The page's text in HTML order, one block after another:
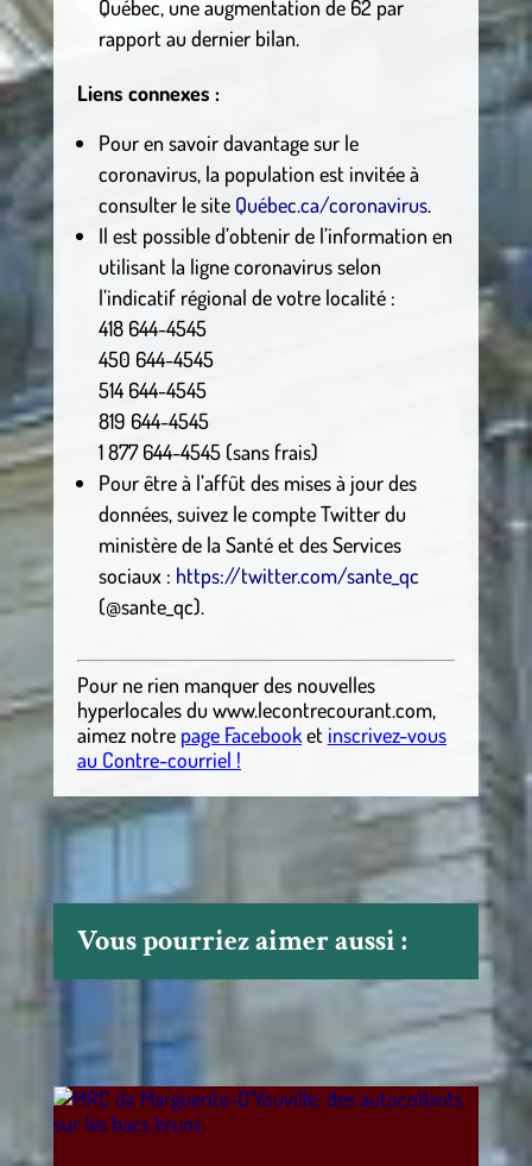
Québec, une augmentation de 62 par
rapport au dernier bilan.
Liens connexes :
Pour en savoir davantage sur le
coronavirus, la population est invitée à
consulter le site Québec.ca/coronavirus.
Il est possible d’obtenir de l’information en
utilisant la ligne coronavirus selon
l’indicatif régional de votre localité :
418 644-4545
450 644-4545
514 644-4545
819 644-4545
1 877 644-4545 (sans frais)
Pour être à l’affût des mises à jour des
données, suivez le compte Twitter du
ministère de la Santé et des Services
sociaux : https://twitter.com/sante_qc
(@sante_qc).
Pour ne rien manquer des nouvelles
hyperlocalesdu www.lecontrecourant.com,
aimez notre page Facebooket inscrivez-vous
au Contre-courriel !
Vous pourriez aimer aussi :